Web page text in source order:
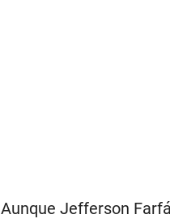
Aunque Jefferson